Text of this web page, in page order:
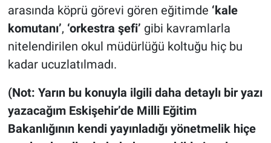
arasında köprü görevi gören eğitimde ‘kale
komutanı’, ‘orkestra şefi’ gibi kavramlarla
nitelendirilen okul müdürlüğü koltuğu hiç bu
kadar ucuzlatılmadı.
(Not: Yarın bu konuyla ilgili daha detaylı bir yazı
yazacağım Eskişehir’de Milli Eğitim
Bakanlığının kendi yayınladığı yönetmelik hiçe